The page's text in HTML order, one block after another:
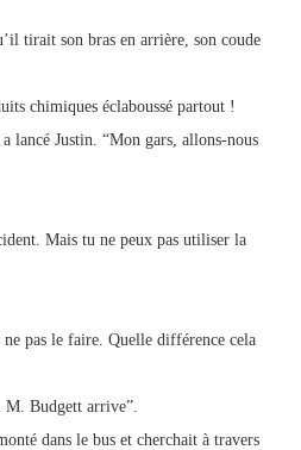
tirait son bras en arrière, son coude
chimiques éclaboussé partout !
lancé Justin. “Mon gars, allons-nous
Mais tu ne peux pas utiliser la
ne pas le faire. Quelle différence cela
Budgett arrive”.
dans le bus et cherchait à travers